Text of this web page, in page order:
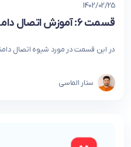
1402/02/25
قسمت 6: آموزش اتصال دامنه به هاست
در این قسمت در مورد شیوه اتصال
ستار الماسی